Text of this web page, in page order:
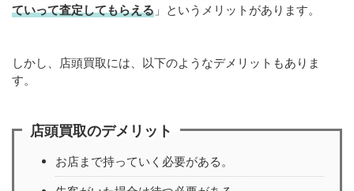
ていって査定してもらえる 」というメリットがあります。
しかし、店頭買取には、以下のようなデメリットもありま
す。
店頭買取のデメリット
お店まで持っていく必要がある。